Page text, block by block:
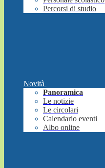
Percorsi di studio
Novità
Panoramica
Le notizie
Le circolari
Calendario eventi
Albo online